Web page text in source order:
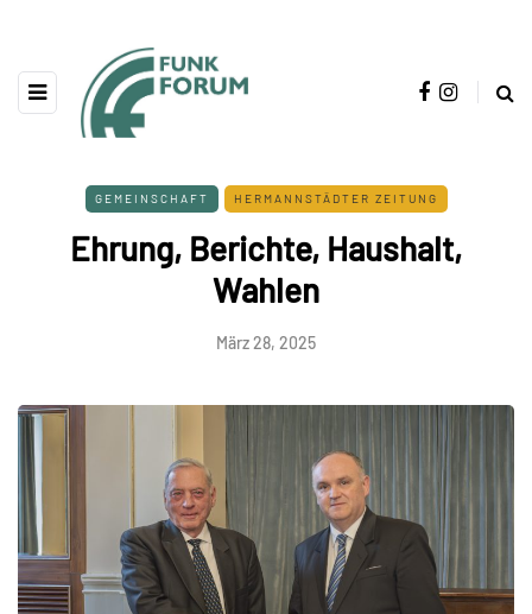
GEMEINSCHAFT HERMANNSTÄDTER ZEITUNG
Ehrung, Berichte, Haushalt,
Wahlen
März 28, 2025